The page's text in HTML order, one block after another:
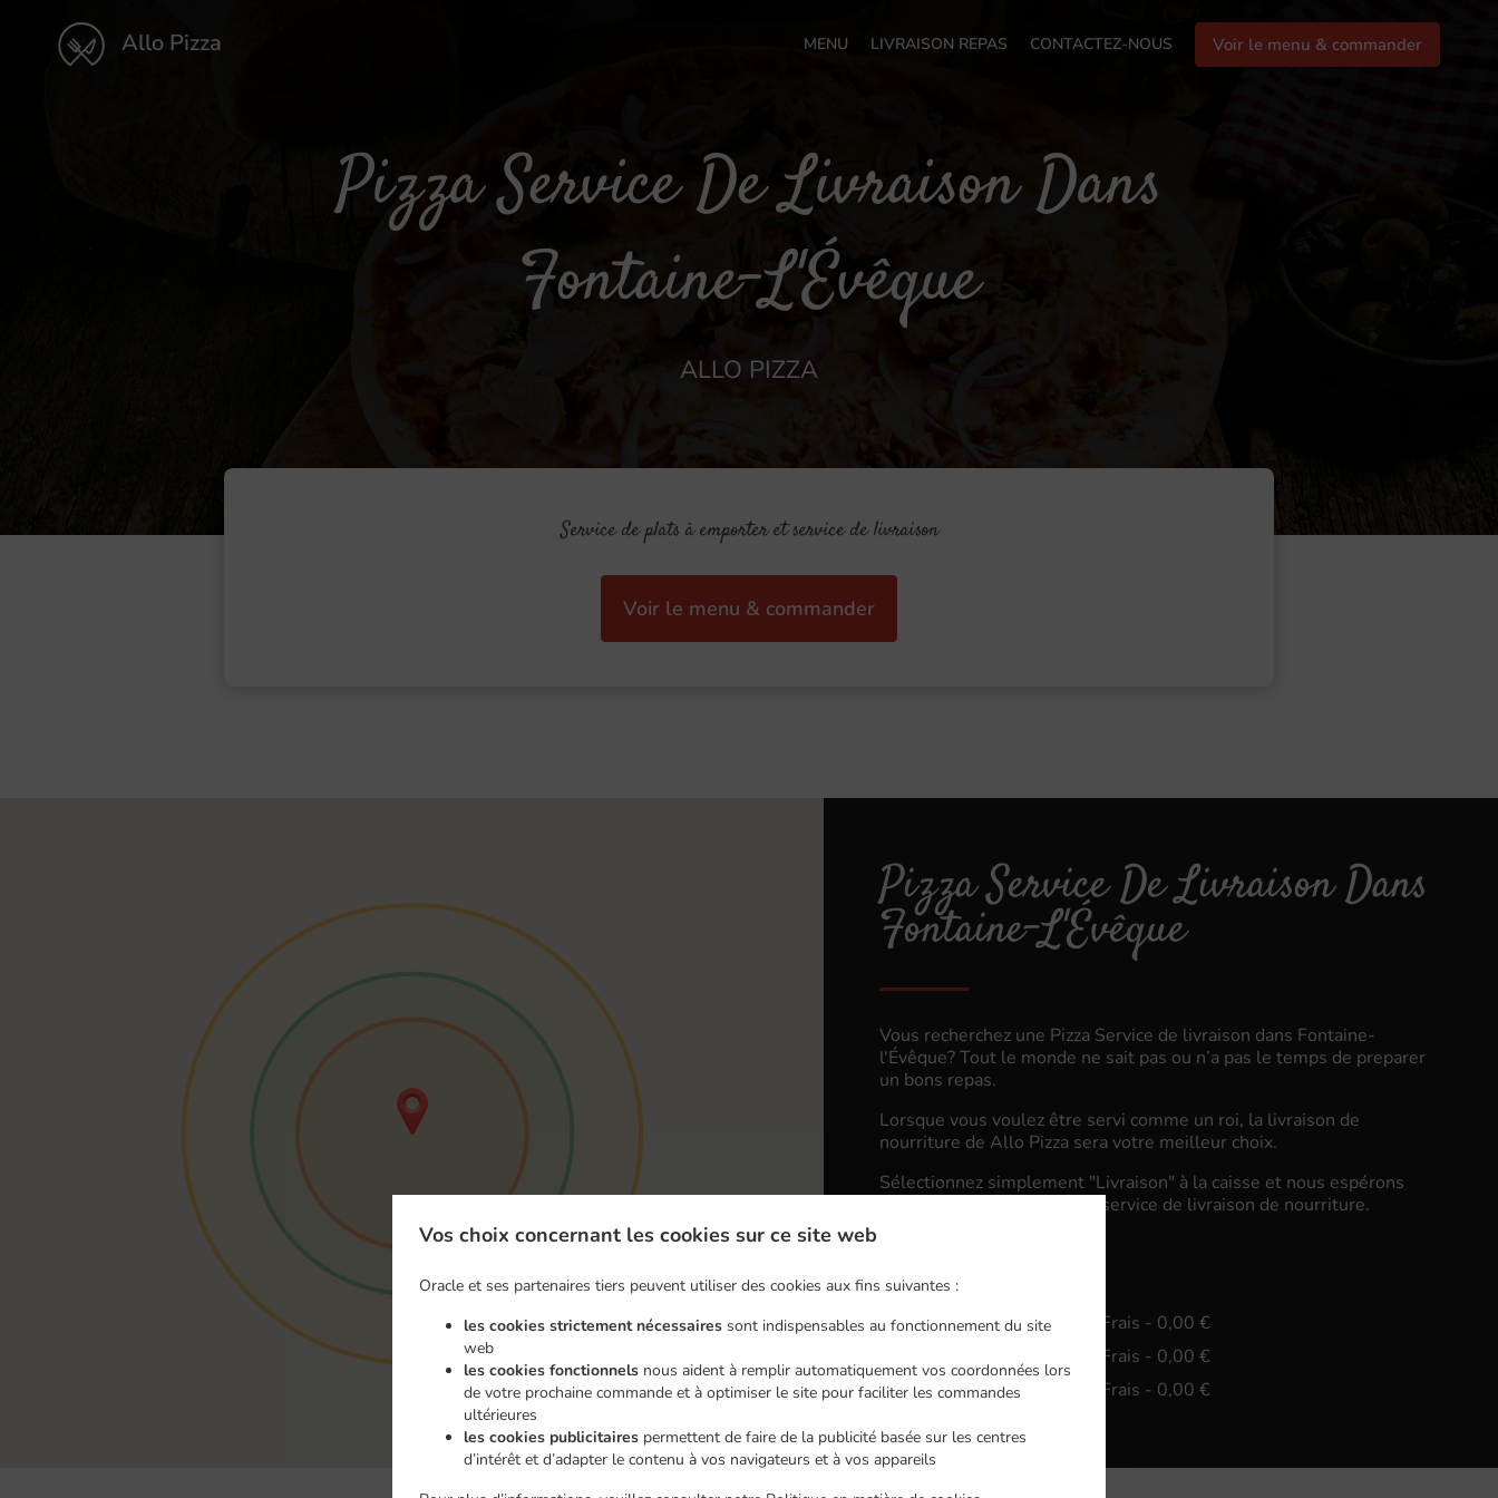
Vos choix concernant les cookies sur ce site web
Oracle et ses partenaires tiers peuvent utiliser des cookies aux fins suivantes :
les cookies strictement nécessaires sont indispensables au fonctionnement du site
web
les cookies fonctionnels nous aident à remplir automatiquement vos coordonnées lors
de votre prochaine commande et à optimiser le site pour faciliter les commandes
ultérieures
les cookies publicitaires permettent de faire de la publicité basée sur les centres
d’intérêt et d’adapter le contenu à vos navigateurs et à vos appareils
Allo Pizza MENU LIVRAISON REPAS CONTACTEZ-NOUS Voir le menu & commander
Pizza Service De Livraison Dans
Fontaine-L'Évêque
ALLO PIZZA
Service de plats à emporter et service de livraison
Voir le menu & commander
Pizza Service De Livraison Dans
Fontaine-L'Évêque
Vous recherchez une Pizza Service de livraison dans Fontaine-
l'Évêque? Tout le monde ne sait pas ou n’a pas le temps de preparer
un bons repas.
Lorsque vous voulez être servi comme un roi, la livraison de
nourriture de Allo Pizza sera votre meilleur choix.
Sélectionnez simplement "Livraison" à la caisse et nous espérons
que vous apprécierez notre service de livraison de nourriture.
Zone 1, Min. - 15,00 €, Frais - 0,00 €
, Min. - 30,00 €, Frais - 0,00 €
Zone 3, Min. - 45,00 €, Frais - 0,00 €